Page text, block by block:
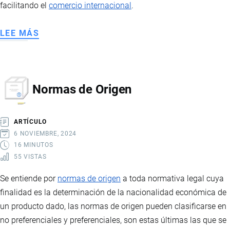
facilitando el comercio internacional .
LEE MÁS
Normas de Origen
ARTÍCULO
6 NOVIEMBRE, 2024
16 MINUTOS
55 VISTAS
Se entiende por normas de origen a toda normativa legal cuya
finalidad es la determinación de la nacionalidad económica de
un producto dado, las normas de origen pueden clasificarse en
no preferenciales y preferenciales, son estas últimas las que se